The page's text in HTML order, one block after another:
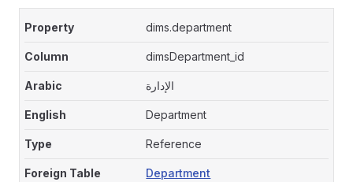
dims.department
dimsDepartment_id
الإدارة
Department
Reference
Department